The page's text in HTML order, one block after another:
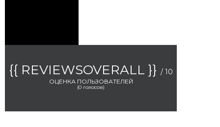
{{ REVIEWSOVERALL }} / 10
ОЦЕНКА ПОЛЬЗОВАТЕЛЕЙ
(0 голосов)